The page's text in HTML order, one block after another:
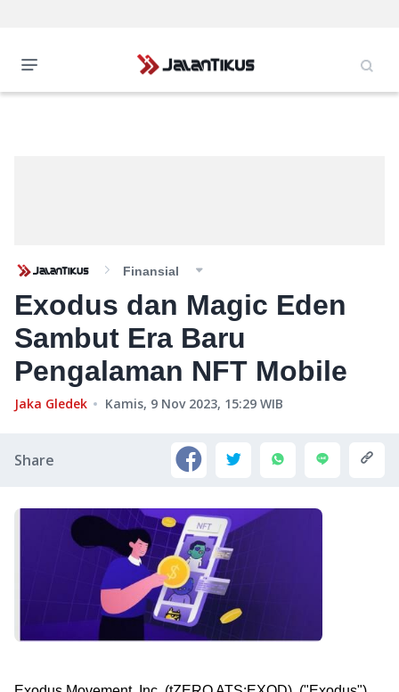
Finansial
Exodus dan Magic Eden
Sambut Era Baru
Pengalaman NFT Mobile
Jaka Gledek Kamis, 9 Nov 2023, 15:29 WIB
Share